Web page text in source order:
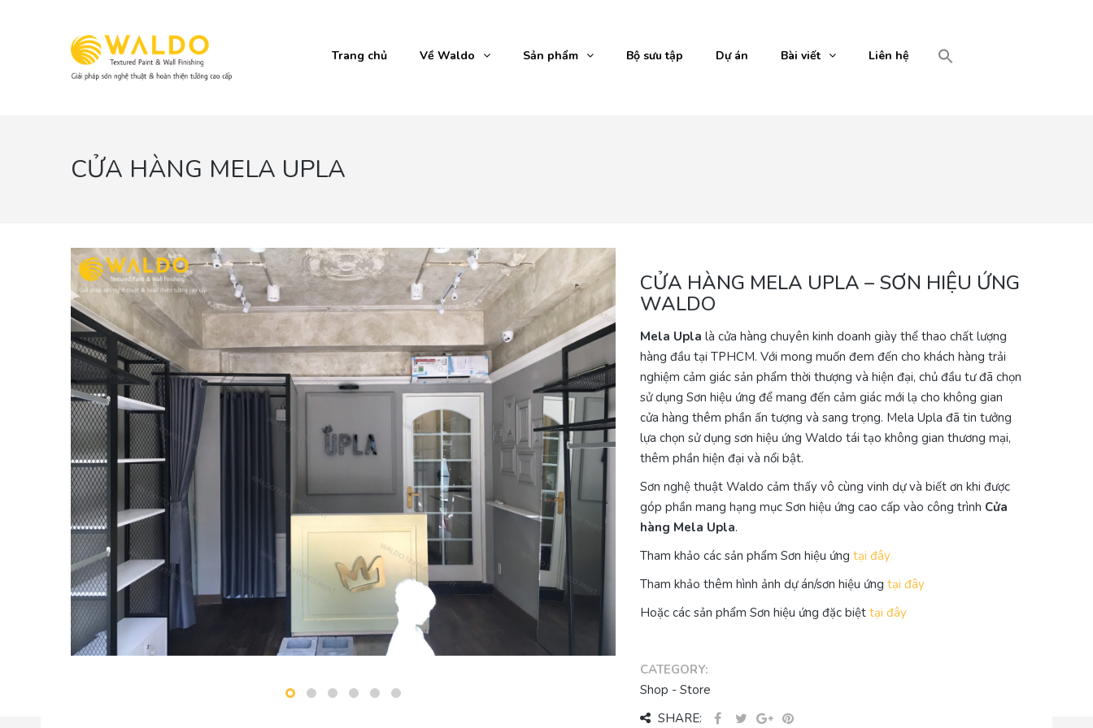
Trang chủ Về Waldo Sản phẩm Bộ sưu tập Dự án Bài viết Liên hệ
CỬA HÀNG MELA UPLA
CỬA HÀNG MELA UPLA – SƠN HIỆU ỨNG
WALDO
Mela Upla là cửa hàng chuyên kinh doanh giày thể thao chất lượng
hàng đầu tại TPHCM. Với mong muốn đem đến cho khách hàng trải
nghiệm cảm giác sản phẩm thời thượng và hiện đại, chủ đầu tư đã chọn
sử dụng Sơn hiệu ứng để mang đến cảm giác mới lạ cho không gian
cửa hàng thêm phần ấn tượng và sang trọng. Mela Upla đã tin tưởng
lựa chọn sử dụng sơn hiệu ứng Waldo tái tạo không gian thương mại,
thêm phần hiện đại và nổi bật.
Sơn nghệ thuật Waldo cảm thấy vô cùng vinh dự và biết ơn khi được
góp phần mang hạng mục Sơn hiệu ứng cao cấp vào công trình Cửa
hàng Mela Upla.
Tham khảo các sản phẩm Sơn hiệu ứng tại đây
Tham khảo thêm hình ảnh dự án/sơn hiệu ứng tại đây
Hoặc các sản phẩm Sơn hiệu ứng đặc biệt tại đây
CATEGORY:
Shop - Store
SHARE: